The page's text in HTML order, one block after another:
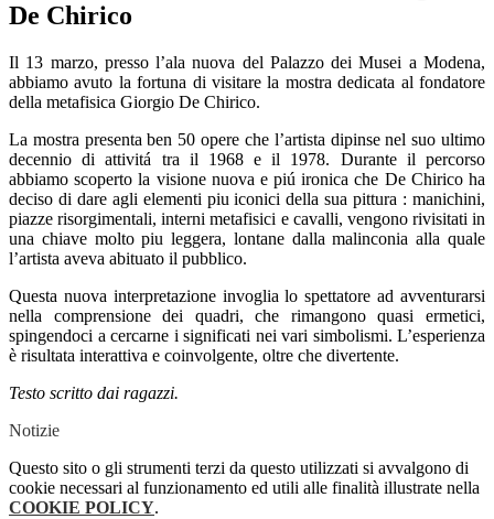
De Chirico
Il 13 marzo, presso l’ala nuova del Palazzo dei Musei a Modena,
abbiamo avuto la fortuna di visitare la mostra dedicata al fondatore
della metafisica Giorgio De Chirico.
La mostra presenta ben 50 opere che l’artista dipinse nel suo ultimo
decennio di attivitá tra il 1968 e il 1978. Durante il percorso
abbiamo scoperto la visione nuova e piú ironica che De Chirico ha
deciso di dare agli elementi piu iconici della sua pittura : manichini,
piazze risorgimentali, interni metafisici e cavalli, vengono rivisitati in
una chiave molto piu leggera, lontane dalla malinconia alla quale
l’artista aveva abituato il pubblico.
Questa nuova interpretazione invoglia lo spettatore ad avventurarsi
nella comprensione dei quadri, che rimangono quasi ermetici,
spingendoci a cercarne i significati nei vari simbolismi. L’esperienza
è risultata interattiva e coinvolgente, oltre che divertente.
Testo scritto dai ragazzi.
Notizie
Questo sito o gli strumenti terzi da questo utilizzati si avvalgono di
cookie necessari al funzionamento ed utili alle finalità illustrate nella
COOKIE POLICY.